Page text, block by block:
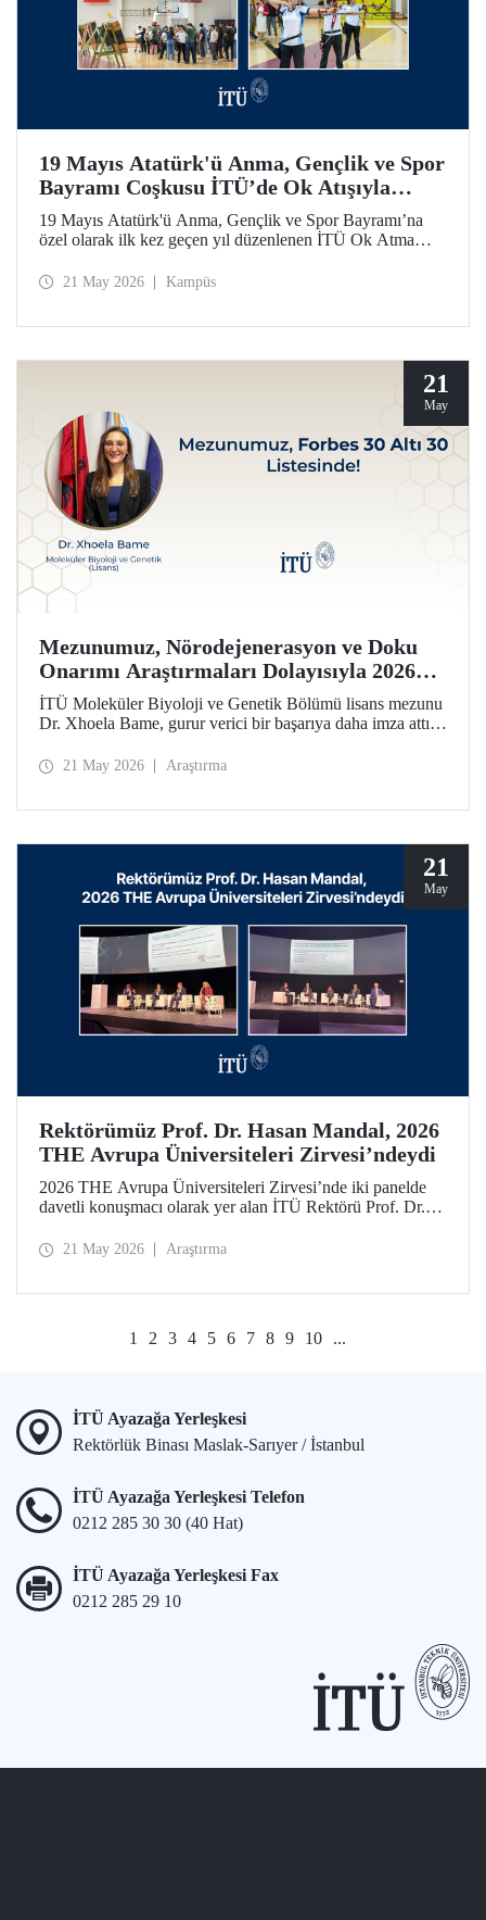
19 Mayıs Atatürk'ü Anma, Gençlik ve Spor
Bayramı Coşkusu İTÜ’de Ok Atışıyla
Yaşandı
19 Mayıs Atatürk'ü Anma, Gençlik ve Spor Bayramı’na
özel olarak ilk kez geçen yıl düzenlenen İTÜ Ok Atma
bir araya getirdi.
21 May 2026 Kampüs
21
May
Mezunumuz, Nörodejenerasyon ve Doku
Onarımı Araştırmaları Dolayısıyla 2026
Forbes 30 Altı 30 Listesinde!
İTÜ Moleküler Biyoloji ve Genetik Bölümü lisans mezunu
Dr. Xhoela Bame, gurur verici bir başarıya daha imza attı.
çalışmaları dolayısıyla Forbes dergisinin “2026 Avrupa’nın
21 May 2026 Araştırma
21
May
Rektörümüz Prof. Dr. Hasan Mandal, 2026
THE Avrupa Üniversiteleri Zirvesi’ndeydi
2026 THE Avrupa Üniversiteleri Zirvesi’nde iki panelde
davetli konuşmacı olarak yer alan İTÜ Rektörü Prof. Dr.
katıldığı toplantıda uluslararası araştırma ve iş birliği
21 May 2026 Araştırma
1 2 3 4 5 6 7 8 9 10 ...
İTÜ Ayazağa Yerleşkesi
Rektörlük Binası Maslak-Sarıyer / İstanbul
İTÜ Ayazağa Yerleşkesi Telefon
0212 285 30 30 (40 Hat)
İTÜ Ayazağa Yerleşkesi Fax
0212 285 29 10